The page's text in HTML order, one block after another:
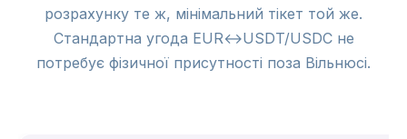
розрахунку те ж, мінімальний тікет той же.
Стандартна угода EUR↔USDT/USDC не
потребує фізичної присутності поза Вільнюсі.